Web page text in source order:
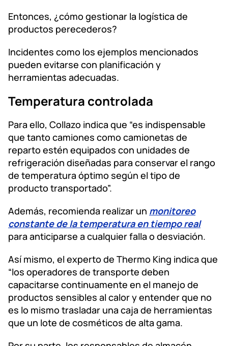
Entonces, ¿cómo gestionar la logística de
productos perecederos?
Incidentes como los ejemplos mencionados
pueden evitarse con planificación y
herramientas adecuadas.
Temperatura controlada
Para ello, Collazo indica que “es indispensable
que tanto camiones como camionetas de
reparto estén equipados con unidades de
refrigeración diseñadas para conservar el rango
de temperatura óptimo según el tipo de
producto transportado”.
Además, recomienda realizar un monitoreo
constante de la temperatura en tiempo real
para anticiparse a cualquier falla o desviación.
Así mismo, el experto de Thermo King indica que
“los operadores de transporte deben
capacitarse continuamente en el manejo de
productos sensibles al calor y entender que no
es lo mismo trasladar una caja de herramientas
que un lote de cosméticos de alta gama.